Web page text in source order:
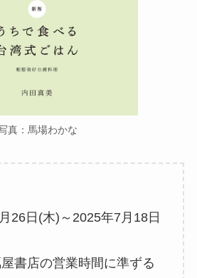
真：馬場わかな
26日(木)～2025年7月18日
書店の営業時間に準ずる